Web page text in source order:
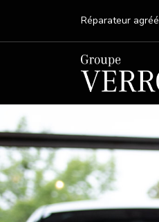
Réparateur agréé